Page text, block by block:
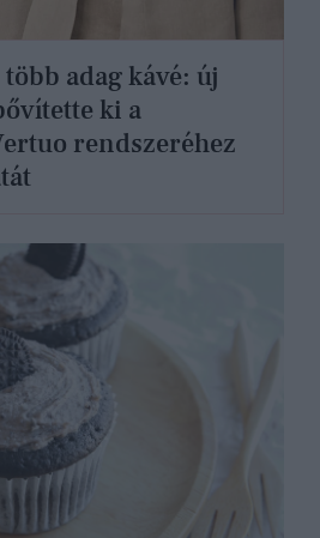
adag kávé: új
ki a
rendszeréhez